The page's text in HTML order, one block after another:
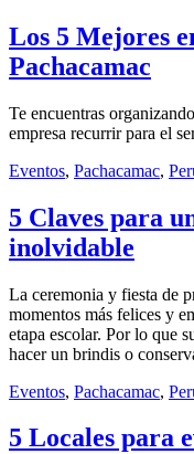
Los 5 Mejores
Pachacamac
Te encuentras
empresa recurrir para el
Eventos, Pachacamac,
5 Claves para
inolvidable
La ceremonia y fiesta de
momentos más felices y
etapa escolar. Por lo que
hacer un brindis o
Eventos, Pachacamac,
5 Locales para